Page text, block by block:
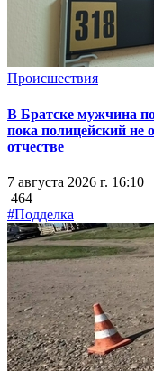
Происшествия
В Братске мужчина
пока полицейский не
отчестве
7 августа 2026 г. 16:10
464
#Подделка